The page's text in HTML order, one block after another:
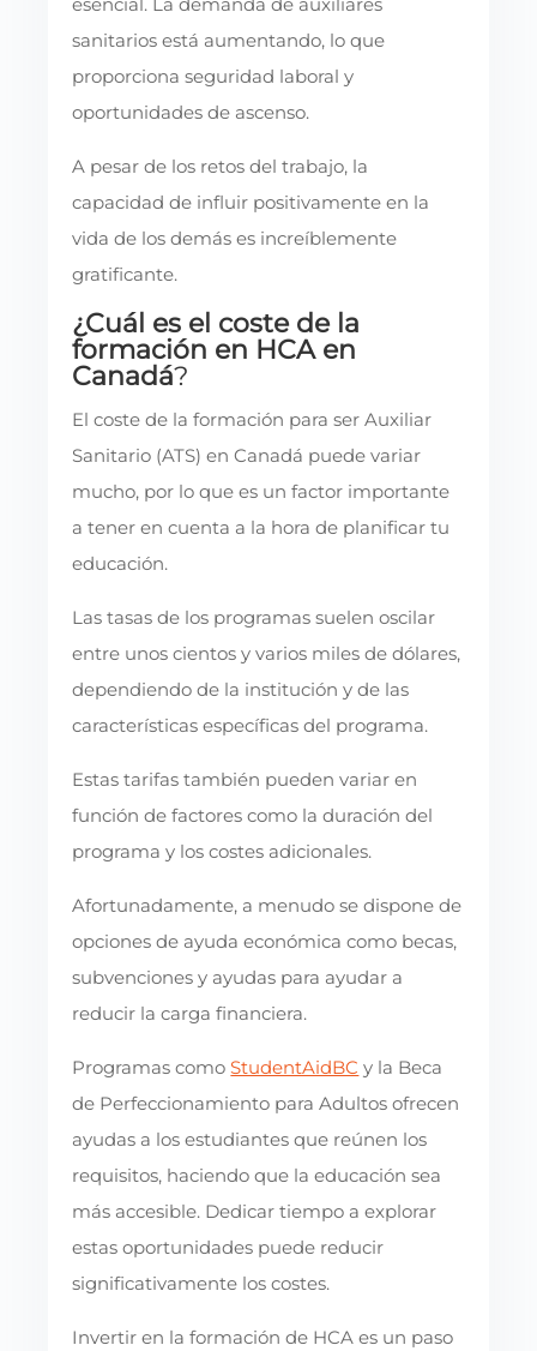
sanitarios está aumentando, lo que
proporciona seguridad laboral y
oportunidades de ascenso.
A pesar de los retos del trabajo, la
capacidad de influir positivamente en la
vida de los demás es increíblemente
gratificante.
¿Cuál es el coste de la
formación en HCA en
Canadá?
El coste de la formación para ser Auxiliar
Sanitario (ATS) en Canadá puede variar
mucho, por lo que es un factor importante
a tener en cuenta a la hora de planificar tu
educación.
Las tasas de los programas suelen oscilar
entre unos cientos y varios miles de dólares,
dependiendo de la institución y de las
características específicas del programa.
Estas tarifas también pueden variar en
función de factores como la duración del
programa y los costes adicionales.
Afortunadamente, a menudo se dispone de
opciones de ayuda económica como becas,
subvenciones y ayudas para ayudar a
reducir la carga financiera.
Programas comoStudentAidBC y la Beca
de Perfeccionamiento para Adultos ofrecen
ayudas a los estudiantes que reúnen los
requisitos, haciendo que la educación sea
más accesible. Dedicar tiempo a explorar
estas oportunidades puede reducir
significativamente los costes.
Invertir en la formación de HCA es un paso